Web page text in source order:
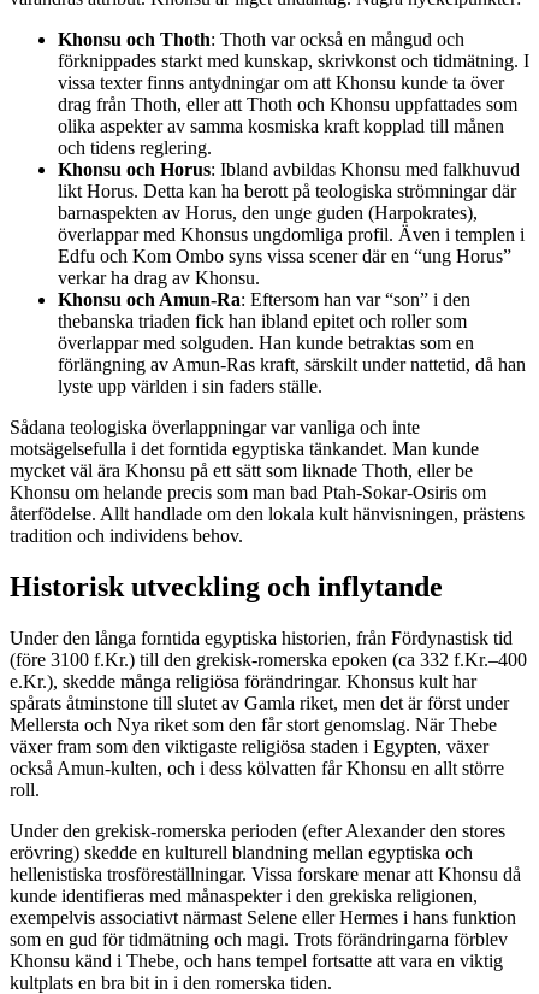
Khonsu och Thoth: Thoth var också en mångud och
förknippades starkt med kunskap, skrivkonst och tidmätning. I
vissa texter finns antydningar om att Khonsu kunde ta över
drag från Thoth, eller att Thoth och Khonsu uppfattades som
olika aspekter av samma kosmiska kraft kopplad till månen
och tidens reglering.
Khonsu och Horus: Ibland avbildas Khonsu med falkhuvud
likt Horus. Detta kan ha berott på teologiska strömningar där
barnaspekten av Horus, den unge guden (Harpokrates),
överlappar med Khonsus ungdomliga profil. Även i templen i
Edfu och Kom Ombo syns vissa scener där en “ung Horus”
verkar ha drag av Khonsu.
Khonsu och Amun-Ra: Eftersom han var “son” i den
thebanska triaden fick han ibland epitet och roller som
överlappar med solguden. Han kunde betraktas som en
förlängning av Amun-Ras kraft, särskilt under nattetid, då han
lyste upp världen i sin faders ställe.
Sådana teologiska överlappningar var vanliga och inte
motsägelsefulla i det forntida egyptiska tänkandet. Man kunde
mycket väl ära Khonsu på ett sätt som liknade Thoth, eller be
Khonsu om helande precis som man bad Ptah-Sokar-Osiris om
återfödelse. Allt handlade om den lokala kult hänvisningen, prästens
tradition och individens behov.
Historisk utveckling och inflytande
Under den långa forntida egyptiska historien, från Fördynastisk tid
(före 3100 f.Kr.) till den grekisk-romerska epoken (ca 332 f.Kr.–400
e.Kr.), skedde många religiösa förändringar. Khonsus kult har
spårats åtminstone till slutet av Gamla riket, men det är först under
Mellersta och Nya riket som den får stort genomslag. När Thebe
växer fram som den viktigaste religiösa staden i Egypten, växer
också Amun-kulten, och i dess kölvatten får Khonsu en allt större
roll.
Under den grekisk-romerska perioden (efter Alexander den stores
erövring) skedde en kulturell blandning mellan egyptiska och
hellenistiska trosföreställningar. Vissa forskare menar att Khonsu då
kunde identifieras med månaspekter i den grekiska religionen,
exempelvis associativt närmast Selene eller Hermes i hans funktion
som en gud för tidmätning och magi. Trots förändringarna förblev
Khonsu känd i Thebe, och hans tempel fortsatte att vara en viktig
kultplats en bra bit in i den romerska tiden.